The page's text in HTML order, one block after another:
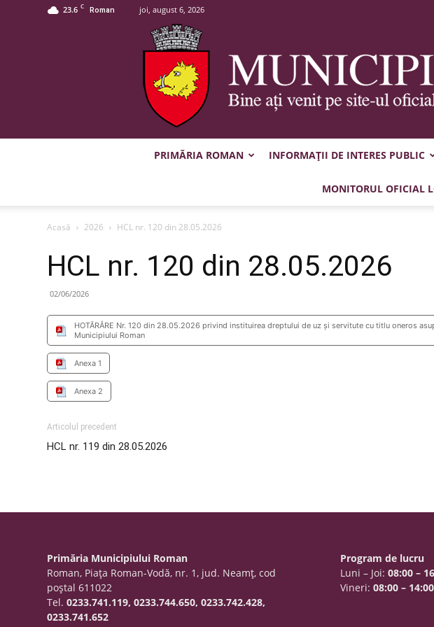
23.6 C Roman joi, august 6, 2026
PRIMĂRIA ROMAN INFORMAȚII DE INTERES PUBLIC
MONITORUL OFICIAL
Acasă 2026 HCL nr. 120 din 28.05.2026
HCL nr. 120 din 28.05.2026
02/06/2026
HOTĂRÂRE Nr. 120 din 28.05.2026 privind instituirea dreptului de uz şi servitute cu titlu oneros
Municipiului Roman
Anexa 1
Anexa 2
Articolul precedent
HCL nr. 119 din 28.05.2026
Primăria Municipiului Roman
Roman, Piaţa Roman-Vodă, nr. 1, jud. Neamţ, cod
poştal 611022
Tel.0233.741.119, 0233.744.650, 0233.742.428,
0233.741.652
Program de lucru
Luni – Joi:08:00 –
Vineri:08:00 – 14:00